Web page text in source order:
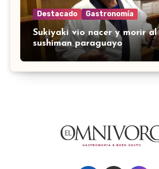
Destacado Gastronomía
Sukiyaki vio nacer y morir
sushiman paraguayo